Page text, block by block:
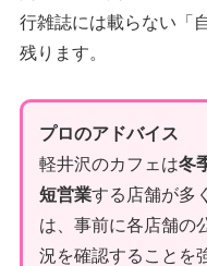
行雑誌には載らない「
残ります。
プロのアドバイス
軽井沢のカフェは冬
短営業する店舗が多
は、事前に各店舗の
況を確認することを